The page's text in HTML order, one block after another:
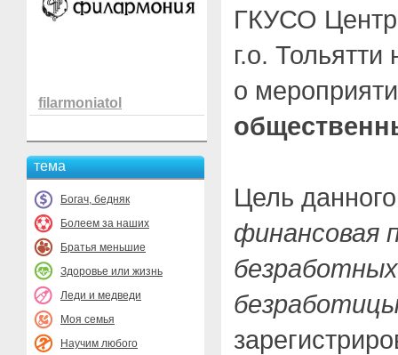
filarmoniatol
тема
Богач, бедняк
Болеем за наших
Братья меньшие
Здоровье или жизнь
Леди и медведи
Моя семья
Научим любого
ГКУСО Центр
г.о.
о
Цель
финансовая